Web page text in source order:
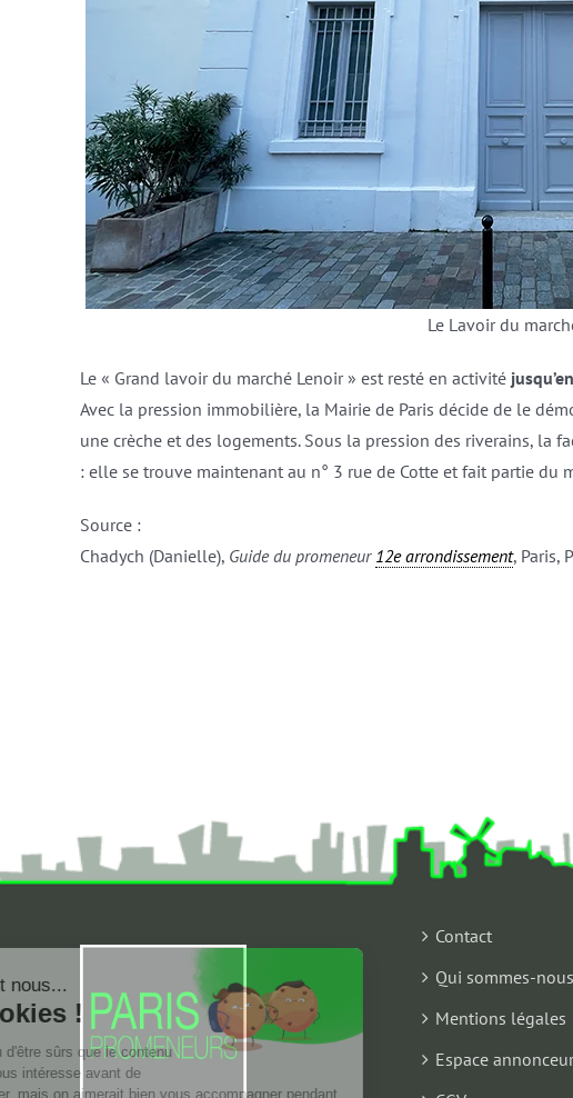
Le Lavoir du
Le « Grand lavoir du marché Lenoir » est resté en activité
Avec la pression immobilière, la Mairie de Paris décide de le
une crèche et des logements. Sous la pression des riverains, la
: elle se trouve maintenant au n° 3 rue de Cotte et fait partie du
Source :
Chadych (Danielle), Guide du promeneur 12e arrondissement, Paris,
Contact
Qui sommes-
Mentions légales
Espace
Salut c'est nous...
les Cookies !
On a attendu d'être sûrs que le contenu
de ce site vous intéresse avant de
vous déranger, mais on aimerait bien vous accompagner pendant